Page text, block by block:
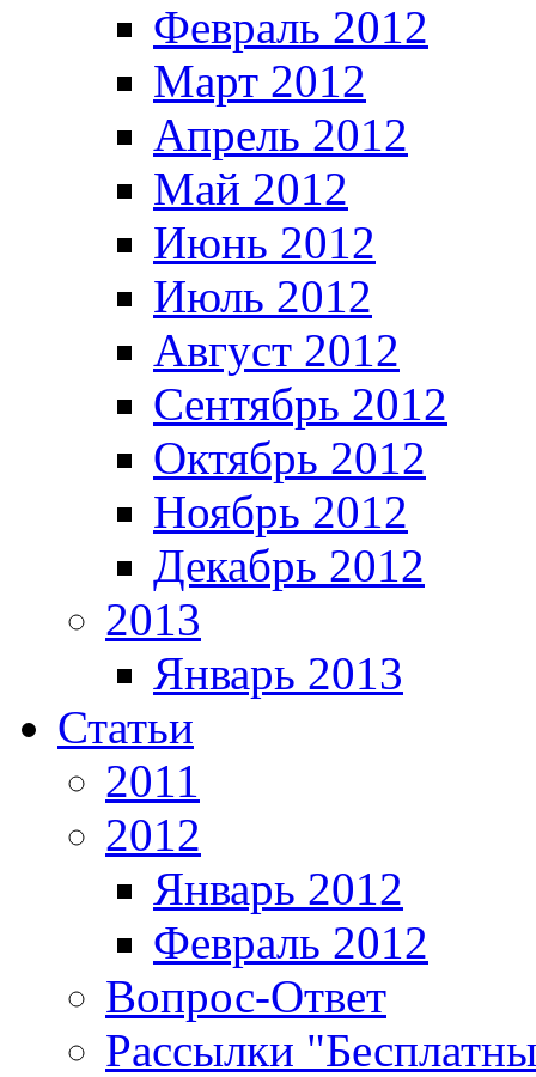
Февраль 2012
Март 2012
Апрель 2012
Май 2012
Июнь 2012
Июль 2012
Август 2012
Сентябрь 2012
Октябрь 2012
Ноябрь 2012
Декабрь 2012
2013
Январь 2013
Статьи
2011
2012
Январь 2012
Февраль 2012
Вопрос-Ответ
Рассылки